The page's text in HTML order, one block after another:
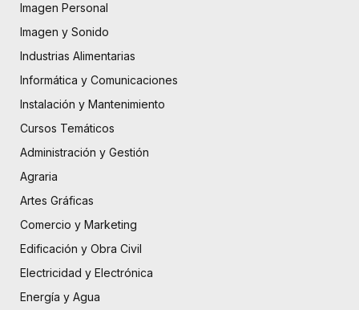
Imagen Personal
Imagen y Sonido
Industrias Alimentarias
Informática y Comunicaciones
Instalación y Mantenimiento
Cursos Temáticos
Administración y Gestión
Agraria
Artes Gráficas
Comercio y Marketing
Edificación y Obra Civil
Electricidad y Electrónica
Energía y Agua